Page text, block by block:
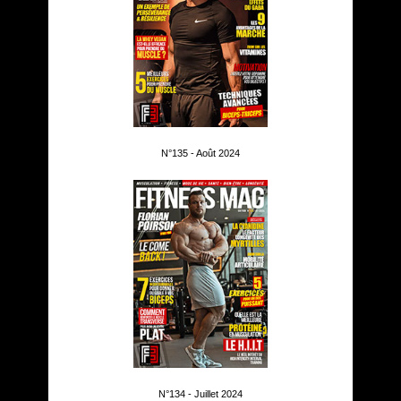
N°135 - Août 2024
N°134 - Juillet 2024